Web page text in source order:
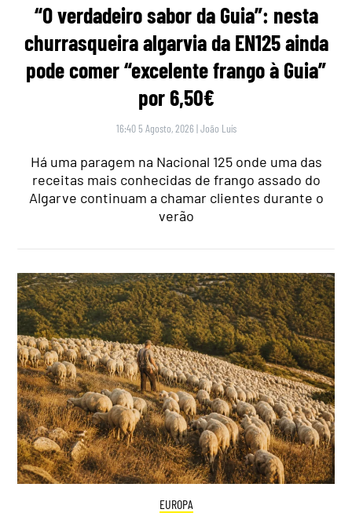
“O verdadeiro sabor da Guia”: nesta
churrasqueira algarvia da EN125 ainda
pode comer “excelente frango à Guia”
por 6,50€
16:40 5 Agosto, 2026 |João Luís
Há uma paragem na Nacional 125 onde uma das
receitas mais conhecidas de frango assado do
Algarve continuam a chamar clientes durante o
verão
EUROPA